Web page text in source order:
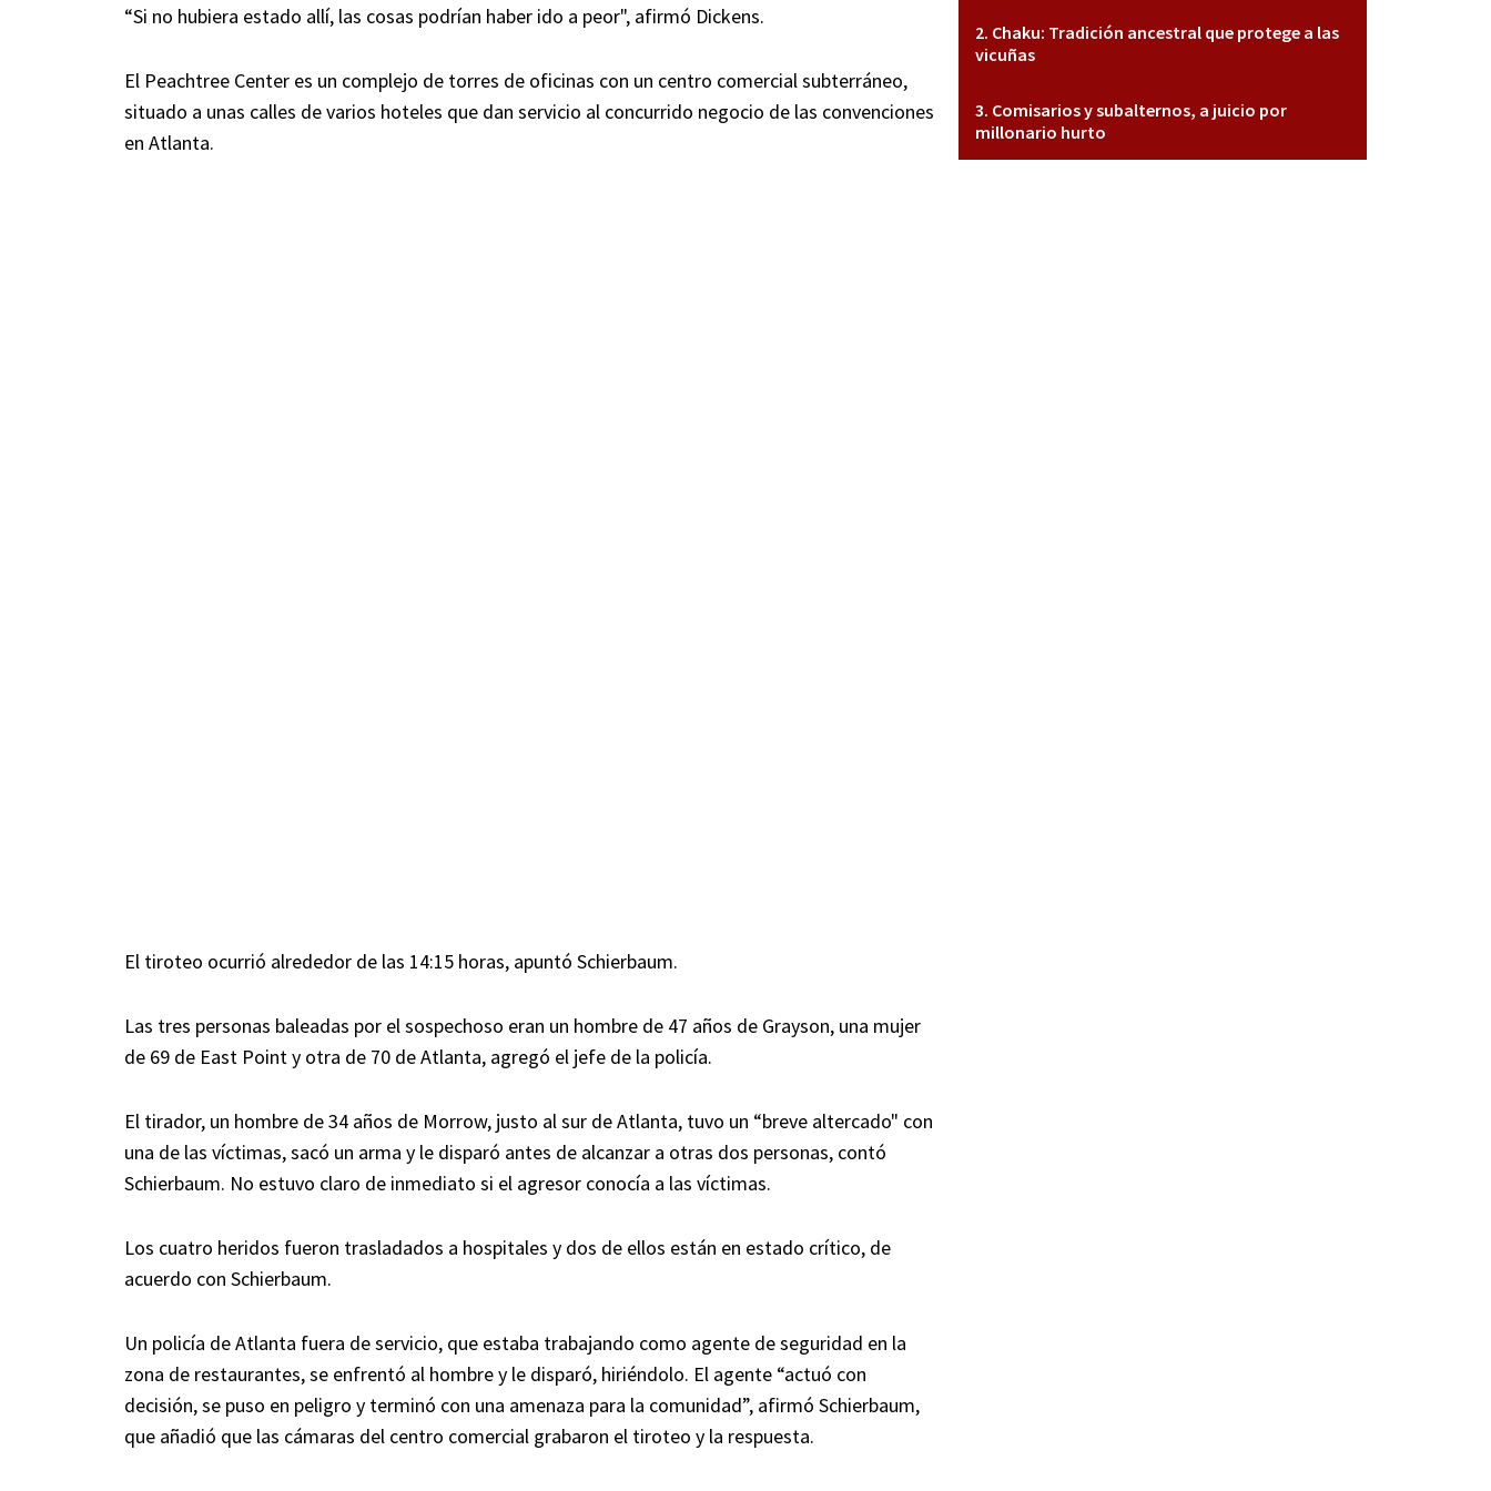
“Si no hubiera estado allí, las cosas podrían haber ido a peor", afirmó Dickens.
El Peachtree Center es un complejo de torres de oficinas con un centro comercial subterráneo,
situado a unas calles de varios hoteles que dan servicio al concurrido negocio de las convenciones
en Atlanta.
El tiroteo ocurrió alrededor de las 14:15 horas, apuntó Schierbaum.
Las tres personas baleadas por el sospechoso eran un hombre de 47 años de Grayson, una mujer
de 69 de East Point y otra de 70 de Atlanta, agregó el jefe de la policía.
El tirador, un hombre de 34 años de Morrow, justo al sur de Atlanta, tuvo un “breve altercado" con
una de las víctimas, sacó un arma y le disparó antes de alcanzar a otras dos personas, contó
Schierbaum. No estuvo claro de inmediato si el agresor conocía a las víctimas.
Los cuatro heridos fueron trasladados a hospitales y dos de ellos están en estado crítico, de
acuerdo con Schierbaum.
Un policía de Atlanta fuera de servicio, que estaba trabajando como agente de seguridad en la
zona de restaurantes, se enfrentó al hombre y le disparó, hiriéndolo. El agente “actuó con
decisión, se puso en peligro y terminó con una amenaza para la comunidad”, afirmó Schierbaum,
que añadió que las cámaras del centro comercial grabaron el tiroteo y la respuesta.
Chaku: Tradición ancestral que protege a las
vicuñas
Comisarios y subalternos, a juicio por
millonario hurto